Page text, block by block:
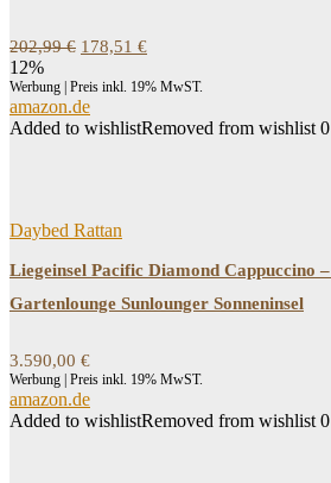
202,99€ Ursprünglicher
war:
202,99 €
178,51 €
ist:
12%
Werbung | Preis inkl. 19% MwST.
amazon.de
Added to wishlistRemoved from wishlist 0
Daybed Rattan
Liegeinsel Pacific Diamond Cappuccino
Gartenlounge Sunlounger Sonneninsel
3.590,00 €
Werbung | Preis inkl. 19% MwST.
amazon.de
Added to wishlistRemoved from wishlist 0